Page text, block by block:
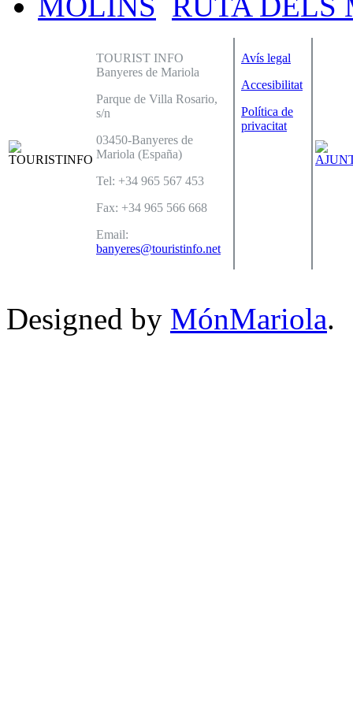
TOURIST INFO
Banyeres de Mariola
Parque de Villa Rosario,
s/n
03450-Banyeres de
Mariola (España)
Tel: +34 965 567 453
Fax: +34 965 566 668
Email:
banyeres@touristinfo.net
Avís legal
Accesibilitat
Política de
privacitat
Designed by MónMariola.